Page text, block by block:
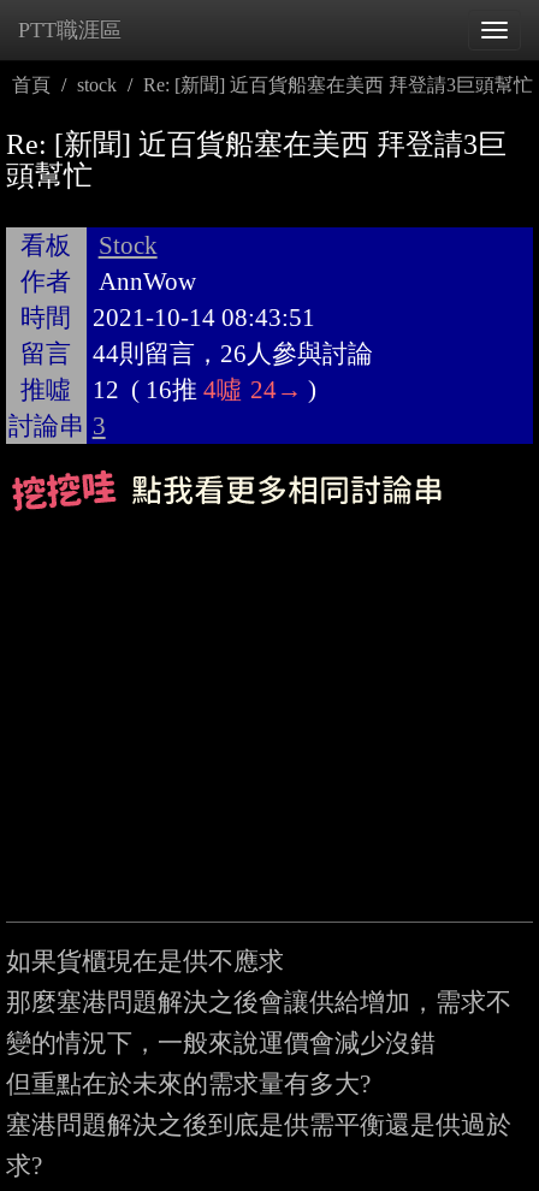
PTT職涯區
首頁 stock Re: [新聞] 近百貨船塞在美西 拜登請3巨頭幫忙
Re: [新聞] 近百貨船塞在美西 拜登請3巨
頭幫忙
看板
Stock
作者
AnnWow
時間
2021-10-14 08:43:51
留言
44則留言，26人參與討論
推噓
12 ( 16推 4噓 24→ )
討論串 3
如果貨櫃現在是供不應求
那麼塞港問題解決之後會讓供給增加，需求不
變的情況下，一般來說運價會減少沒錯
但重點在於未來的需求量有多大?
塞港問題解決之後到底是供需平衡還是供過於
求?